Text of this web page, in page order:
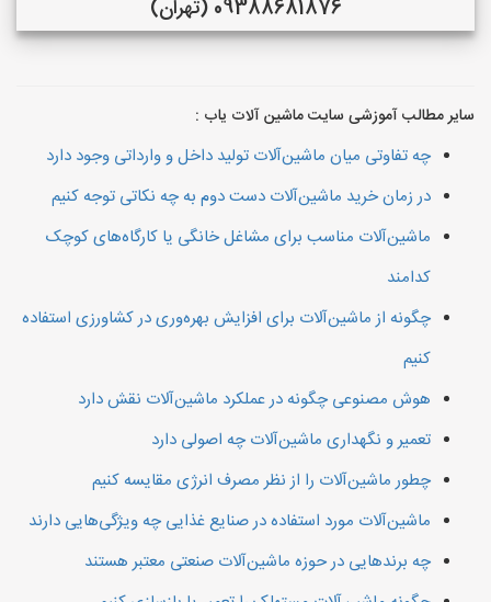
09388681876 (تهران)
سایر مطالب آموزشی سایت ماشین آلات یاب :
چه تفاوتی میان ماشین‌آلات تولید داخل و وارداتی وجود دارد
در زمان خرید ماشین‌آلات دست دوم به چه نکاتی توجه کنیم
ماشین‌آلات مناسب برای مشاغل خانگی یا کارگاه‌های کوچک
کدامند
چگونه از ماشین‌آلات برای افزایش بهره‌وری در کشاورزی استفاده
کنیم
هوش مصنوعی چگونه در عملکرد ماشین‌آلات نقش دارد
تعمیر و نگهداری ماشین‌آلات چه اصولی دارد
چطور ماشین‌آلات را از نظر مصرف انرژی مقایسه کنیم
ماشین‌آلات مورد استفاده در صنایع غذایی چه ویژگی‌هایی دارند
چه برندهایی در حوزه ماشین‌آلات صنعتی معتبر هستند